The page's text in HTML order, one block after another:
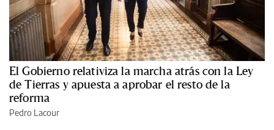
El Gobierno relativiza la marcha atrás con la Ley
de Tierras y apuesta a aprobar el resto de la
reforma
Pedro Lacour